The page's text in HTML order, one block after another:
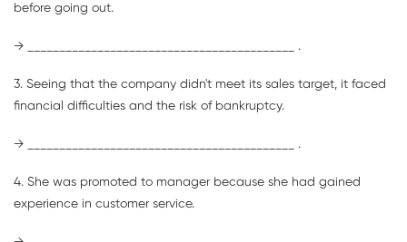
before going out.
→ __________________________________________ .
3. Seeing that the company didn't meet its sales target, it faced
financial difficulties and the risk of bankruptcy.
→ __________________________________________ .
4. She was promoted to manager because she had gained
experience in customer service.